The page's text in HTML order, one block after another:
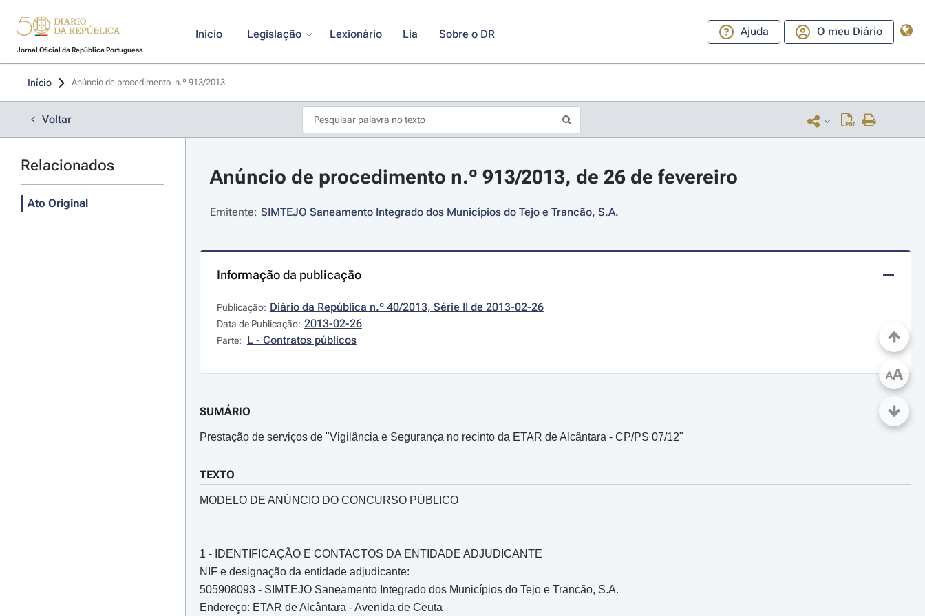
Jornal Oficial da República Portuguesa
Início Legislação Lexionário Lia Sobre o DR Ajuda O meu Diário
Início Anúncio de procedimento  n.º 913/2013
Voltar
Relacionados
Ato Original
Anúncio de procedimento n.º 913/2013, de 26 de fevereiro
Emitente: SIMTEJO Saneamento Integrado dos Municípios do Tejo e Trancão, S.A.
Informação da publicação
Publicação: Diário da República n.º 40/2013, Série II de 2013-02-26
Data de Publicação: 2013-02-26
Parte: L - Contratos públicos
SUMÁRIO
Prestação de serviços de "Vigilância e Segurança no recinto da ETAR de Alcântara - CP/PS 07/12"
TEXTO
MODELO DE ANÚNCIO DO CONCURSO PÚBLICO
1 - IDENTIFICAÇÃO E CONTACTOS DA ENTIDADE ADJUDICANTE
NIF e designação da entidade adjudicante:
505908093 - SIMTEJO Saneamento Integrado dos Municípios do Tejo e Trancão, S.A.
Endereço: ETAR de Alcântara - Avenida de Ceuta
AA